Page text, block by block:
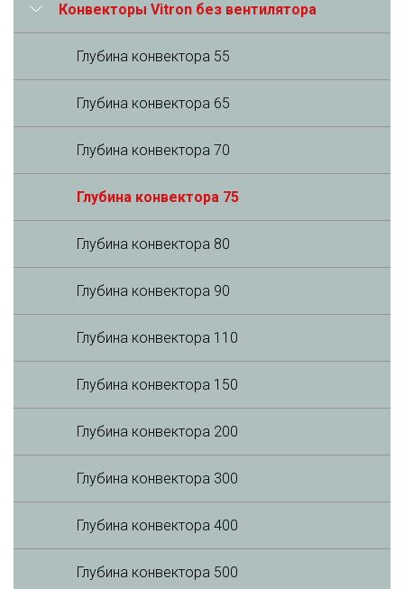
Конвекторы Vitron без вентилятора
Глубина конвектора 55
Глубина конвектора 65
Глубина конвектора 70
Глубина конвектора 75
Глубина конвектора 80
Глубина конвектора 90
Глубина конвектора 110
Глубина конвектора 150
Глубина конвектора 200
Глубина конвектора 300
Глубина конвектора 400
Глубина конвектора 500